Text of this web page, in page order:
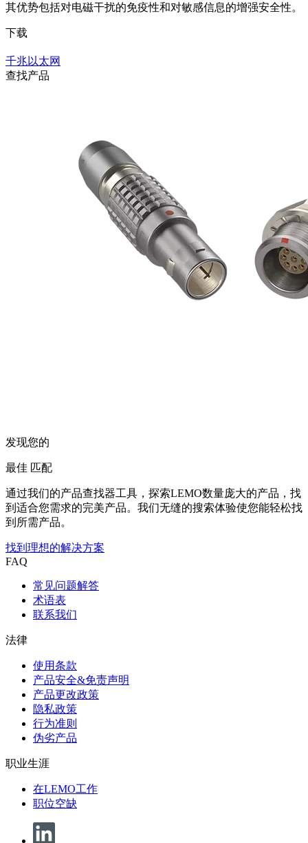
其优势包括对电磁干扰的免疫性和对敏感信息的增强安全性。
下载
千兆以太网
查找产品
发现您的
最佳 匹配
通过我们的产品查找器工具，探索LEMO数量庞大的产品，找
到适合您需求的完美产品。我们无缝的搜索体验使您能轻松找
到所需产品。
找到理想的解决方案
FAQ
常见问题解答
术语表
联系我们
法律
使用条款
产品安全&免责声明
产品更改政策
隐私政策
行为准则
伪劣产品
职业生涯
在LEMO工作
职位空缺